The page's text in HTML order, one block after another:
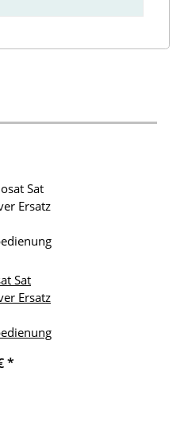
Sat
Ersatz
*